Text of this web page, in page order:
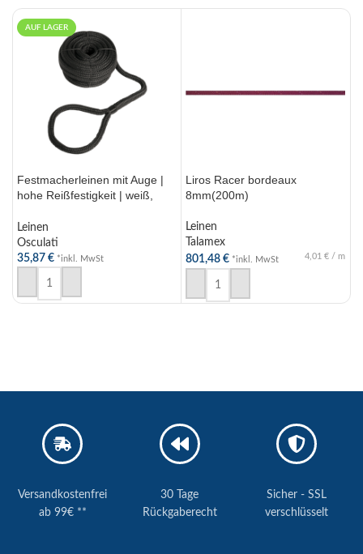
AUF LAGER
Festmacherleinen mit Auge |
hohe Reißfestigkeit | weiß,
Leinen
Osculati
35,87 € *inkl. MwSt
AUSFÜHRUNG WÄHLEN
Liros Racer bordeaux
8mm(200m)
Leinen
Talamex
801,48 € *inkl. MwSt 4,01 € / m
IN DEN WARENKORB
Versandkostenfrei
ab 99€ **
30 Tage
Rückgaberecht
Sicher - SSL
verschlüsselt